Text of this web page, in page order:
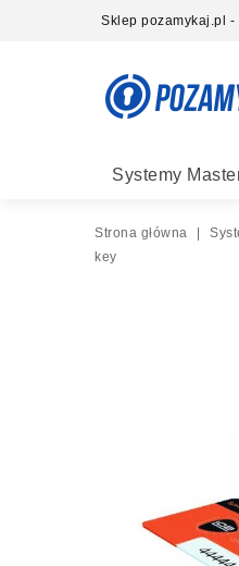
Sklep pozamykaj.pl -
Systemy
Strona główna
key